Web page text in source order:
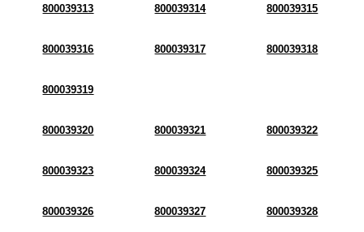
800039313 800039314 800039315
800039316 800039317 800039318
800039319
800039320 800039321 800039322
800039323 800039324 800039325
800039326 800039327 800039328